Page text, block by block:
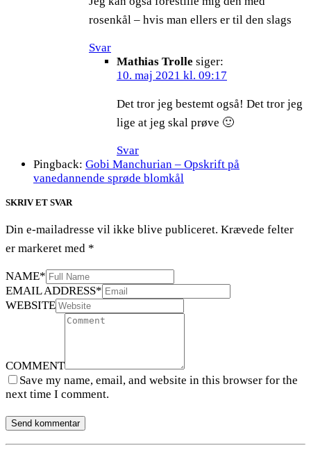
rosenkål – hvis man ellers er til den slags
Svar
Mathias Trolle siger:
10. maj 2021 kl. 09:17
Det tror jeg bestemt også! Det tror jeg
lige at jeg skal prøve 🙂
Svar
Pingback: Gobi Manchurian – Opskrift på
vanedannende sprøde blomkål
SKRIV ET SVAR
Din e-mailadresse vil ikke blive publiceret. Krævede felter
er markeret med *
NAME*
EMAIL ADDRESS*
WEBSITE
COMMENT
Save my name, email, and website in this browser for the
next time I comment.